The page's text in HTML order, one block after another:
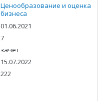
Ценообразование и оценка
бизнеса
01.06.2021
7
зачет
15.07.2022
222